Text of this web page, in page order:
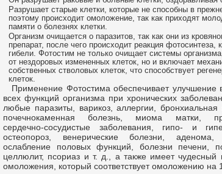
Разрушает старые клетки, которые не способны в
поэтому происходит омоложение, так как приходят
памяти о болезнях клетки.
Организм очищается о паразитов, так как они из
препарат, после чего происходит реакция фотосинтеза,
гибели. Фотостим не только очищает системы
от нездоровых измененных клеток, но и включает
собственных стволовых клеток, что способствует
клеток.
Применение Фотостима обеспечивает улучшение
всех функций организма при хронических
любые паразиты, варикоз, аллергии, бронхиальная
почечнокаменная болезнь, миома матки,
сердечно-сосудистые заболевания, гипо- и
остеопороз, венерические болезни, аденома,
ослабление половых функций, болезни печени,
целлюлит, псориаз и т. д., а также имеет чудесный
омоложения, который соответствует омоложению на